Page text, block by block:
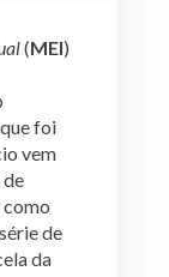
(MEI)
foi
vem
de
de
da